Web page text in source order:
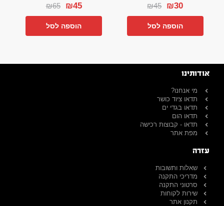
₪45 ₪30
הוספה לסל
₪65 ₪45
הוספה לסל
אודותינו
מי אנחנו?
תדאו ציוד כושר
תדאו בגדי ים
תדאו הום
תדאו - קבוצות רכישה
מפת אתר
עזרה
שאלות ותשובות
מדריכי התקנה
סרטוני התקנה
שירות לקוחות
תקנון אתר